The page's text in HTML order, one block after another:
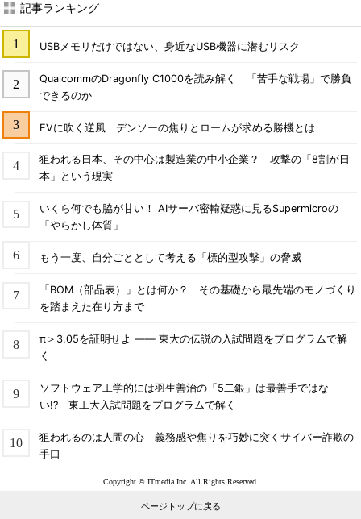
記事ランキング
USBメモリだけではない、身近なUSB機器に潜むリスク
QualcommのDragonfly C1000を読み解く 「苦手な戦場」で勝負
できるのか
EVに吹く逆風 デンソーの焦りとロームが求める勝機とは
狙われる日本、その中心は製造業の中小企業？ 攻撃の「8割が日
本」という現実
いくら何でも脇が甘い！ AIサーバ密輸疑惑に見るSupermicroの
「やらかし体質」
もう一度、自分ごととして考える「標的型攻撃」の脅威
「BOM（部品表）」とは何か？ その基礎から最先端のモノづくり
を踏まえた在り方まで
π＞3.05を証明せよ ―― 東大の伝説の入試問題をプログラムで解
く
ソフトウェア工学的には羽生善治の「5二銀」は最善手ではな
い!? 東工大入試問題をプログラムで解く
狙われるのは人間の心 義務感や焦りを巧妙に突くサイバー詐欺の
手口
Copyright © ITmedia Inc. All Rights Reserved.
ページトップに戻る